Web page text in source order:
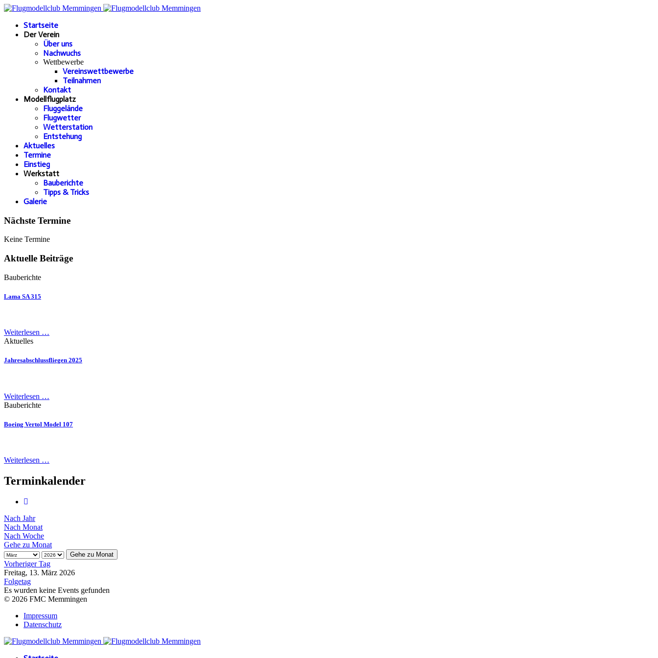
Startseite
Der Verein
Über uns
Nachwuchs
Wettbewerbe
Vereinswettbewerbe
Teilnahmen
Kontakt
Modellflugplatz
Fluggelände
Flugwetter
Wetterstation
Entstehung
Aktuelles
Termine
Einstieg
Werkstatt
Bauberichte
Tipps & Tricks
Galerie
Nächste Termine
Keine Termine
Aktuelle Beiträge
Bauberichte
Lama SA 315
Weiterlesen …
Aktuelles
Jahresabschlussfliegen 2025
Weiterlesen …
Bauberichte
Boeing Vertol Model 107
Weiterlesen …
Terminkalender
Nach Jahr
Nach Monat
Nach Woche
Gehe zu Monat
Gehe zu Monat
Vorheriger Tag
Freitag, 13. März 2026
Folgetag
Es wurden keine Events gefunden
© 2026 FMC Memmingen
Impressum
Datenschutz